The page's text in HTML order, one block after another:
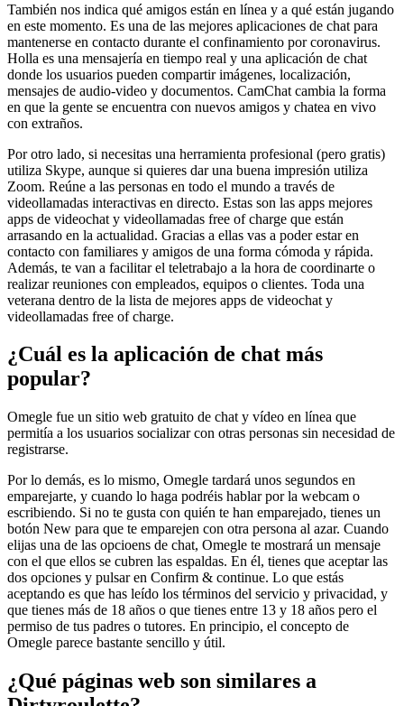
También nos indica qué amigos están en línea y a qué están jugando
en este momento. Es una de las mejores aplicaciones de chat para
mantenerse en contacto durante el confinamiento por coronavirus.
Holla es una mensajería en tiempo real y una aplicación de chat
donde los usuarios pueden compartir imágenes, localización,
mensajes de audio-video y documentos. CamChat cambia la forma
en que la gente se encuentra con nuevos amigos y chatea en vivo
con extraños.
Por otro lado, si necesitas una herramienta profesional (pero gratis)
utiliza Skype, aunque si quieres dar una buena impresión utiliza
Zoom. Reúne a las personas en todo el mundo a través de
videollamadas interactivas en directo. Estas son las apps mejores
apps de videochat y videollamadas free of charge que están
arrasando en la actualidad. Gracias a ellas vas a poder estar en
contacto con familiares y amigos de una forma cómoda y rápida.
Además, te van a facilitar el teletrabajo a la hora de coordinarte o
realizar reuniones con empleados, equipos o clientes. Toda una
veterana dentro de la lista de mejores apps de videochat y
videollamadas free of charge.
¿Cuál es la aplicación de chat más
popular?
Omegle fue un sitio web gratuito de chat y vídeo en línea que
permitía a los usuarios socializar con otras personas sin necesidad de
registrarse.
Por lo demás, es lo mismo, Omegle tardará unos segundos en
emparejarte, y cuando lo haga podréis hablar por la webcam o
escribiendo. Si no te gusta con quién te han emparejado, tienes un
botón New para que te emparejen con otra persona al azar. Cuando
elijas una de las opcioens de chat, Omegle te mostrará un mensaje
con el que ellos se cubren las espaldas. En él, tienes que aceptar las
dos opciones y pulsar en Confirm & continue. Lo que estás
aceptando es que has leído los términos del servicio y privacidad, y
que tienes más de 18 años o que tienes entre 13 y 18 años pero el
permiso de tus padres o tutores. En principio, el concepto de
Omegle parece bastante sencillo y útil.
¿Qué páginas web son similares a